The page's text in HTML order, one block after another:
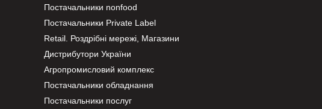
Постачальники nonfood
Постачальники Private Label
Retail. Роздрібні мережі, Магазини
Дистрибутори України
Агропромисловий комплекс
Постачальники обладнання
Постачальники послуг